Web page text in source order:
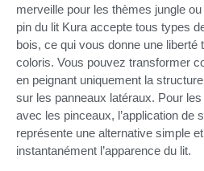
merveille pour les thèmes jungle
pin du lit Kura accepte tous types
bois, ce qui vous donne une liberté
coloris. Vous pouvez transformer
en peignant uniquement la
sur les panneaux latéraux. Pour
avec les pinceaux, l’application de
représente une alternative simple
instantanément l’apparence du lit.